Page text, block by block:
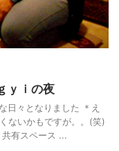
ｙｉの夜
日々となりました ＊え
ないかもですが。。(笑)
有スペース ...